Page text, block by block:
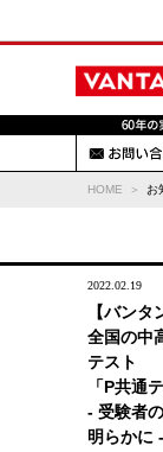
HOME お
2022.02.19
【バンタ
全国の中
テスト
「P共通
- 受験者
明らかに -